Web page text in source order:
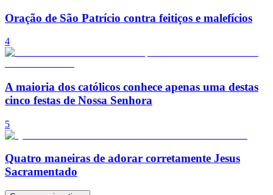
Oração de São Patrício contra feitiços e malefícios
4
A maioria dos católicos conhece apenas uma destas
cinco festas de Nossa Senhora
5
Quatro maneiras de adorar corretamente Jesus
Sacramentado